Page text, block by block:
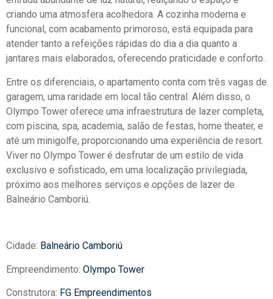
criando uma atmosfera acolhedora. A cozinha moderna e
funcional, com acabamento primoroso, está equipada para
atender tanto a refeições rápidas do dia a dia quanto a
jantares mais elaborados, oferecendo praticidade e conforto.
Entre os diferenciais, o apartamento conta com três vagas de
garagem, uma raridade em local tão central. Além disso, o
Olympo Tower oferece uma infraestrutura de lazer completa,
com piscina, spa, academia, salão de festas, home theater, e
até um minigolfe, proporcionando uma experiência de resort.
Viver no Olympo Tower é desfrutar de um estilo de vida
exclusivo e sofisticado, em uma localização privilegiada,
próximo aos melhores serviços e opções de lazer de
Balneário Camboriú.
Cidade: Balneário Camboriú
Empreendimento: Olympo Tower
Construtora: FG Empreendimentos